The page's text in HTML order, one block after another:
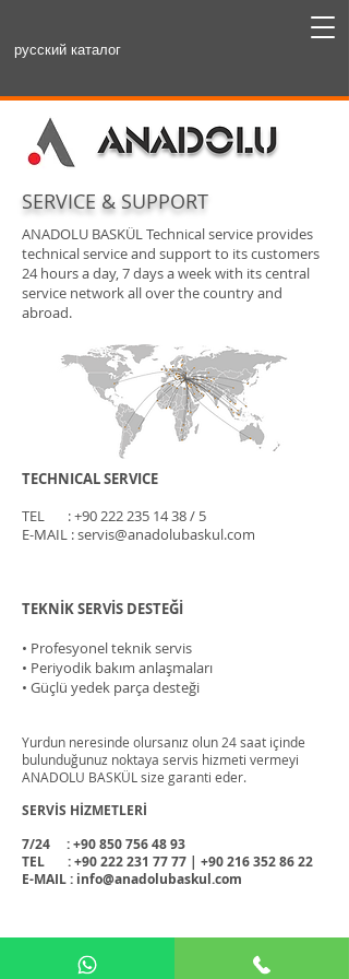
русский каталог
ANADOLU BASKÜL Technical service provides
technical service and support to its customers
24 hours a day, 7 days a week with its central
service network all over the country and
abroad.
TECHNICAL SERVICE
TEL :+90 222 235 14 38/ 5
E-MAIL :servis@anadolubaskul.com
SERVICE & SUPPORT
TEKNİK SERVİS DESTEĞİ
• Profesyonel teknik servis
• Periyodik bakım anlaşmaları
• Güçlü yedek parça desteği
Yurdun neresinde olursanız olun 24 saat içinde
bulunduğunuz noktaya servis hizmeti vermeyi
ANADOLU BASKÜL size garanti eder.
SERVİS HİZMETLERİ
7/24 :+90 850 756 48 93
TEL :+90 222 231 77 77 | +90 216 352 86 22
E-MAIL : info@anadolubaskul.com